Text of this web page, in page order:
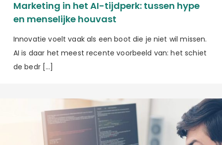
Marketing in het AI-tijdperk: tussen hype
en menselijke houvast
Innovatie voelt vaak als een boot die je niet wil missen.
AI is daar het meest recente voorbeeld van: het schiet
de bedr […]